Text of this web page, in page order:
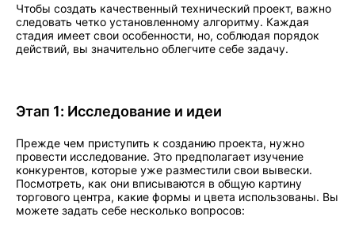
Чтобы создать качественный технический проект, важно
следовать четко установленному алгоритму. Каждая
стадия имеет свои особенности, но, соблюдая порядок
действий, вы значительно облегчите себе задачу.
Этап 1: Исследование и идеи
Прежде чем приступить к созданию проекта, нужно
провести исследование. Это предполагает изучение
конкурентов, которые уже разместили свои вывески.
Посмотреть, как они вписываются в общую картину
торгового центра, какие формы и цвета использованы. Вы
можете задать себе несколько вопросов: